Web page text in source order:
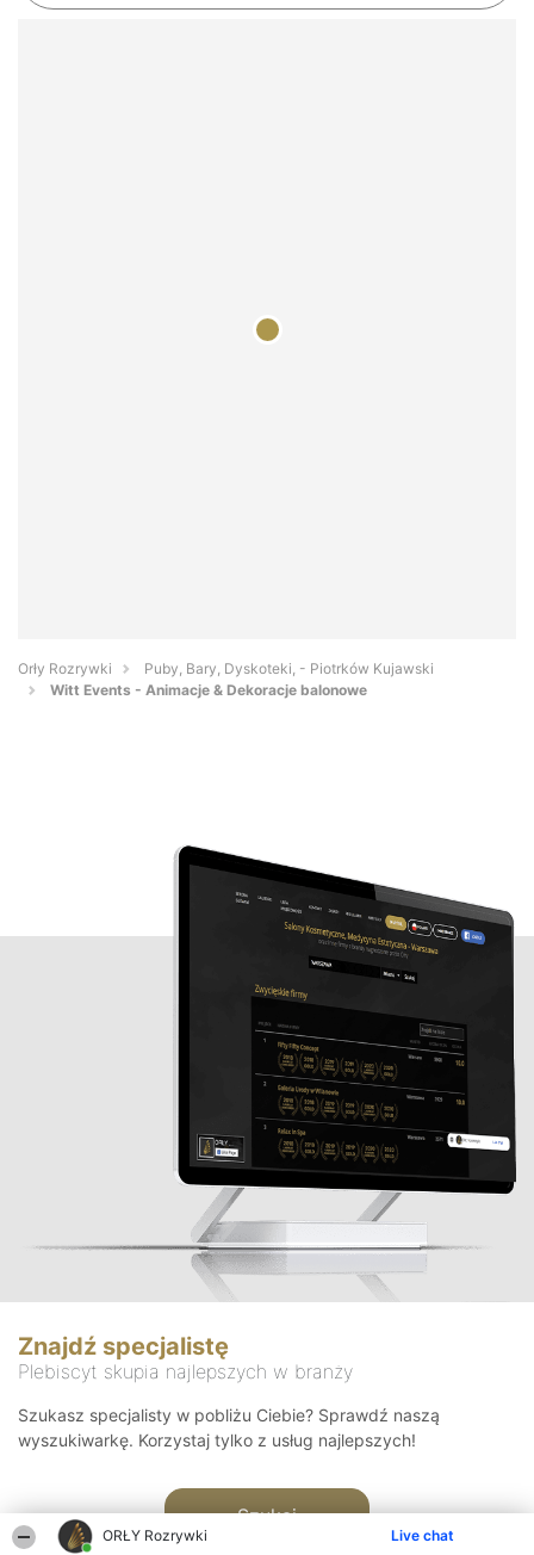
ORŁY Rozrywki Live chat
Orły Rozrywki
Puby, Bary, Dyskoteki, - Piotrków Kujawski
Witt Events - Animacje & Dekoracje balonowe
Znajdź specjalistę
Plebiscyt skupia najlepszych w branży
Szukasz specjalisty w pobliżu Ciebie? Sprawdź naszą
wyszukiwarkę. Korzystaj tylko z usług najlepszych!
Szukaj